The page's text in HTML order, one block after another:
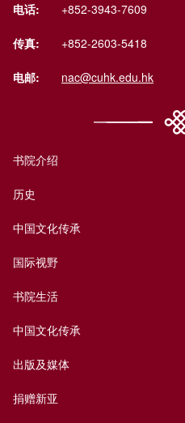
电话: +852-3943-7609
传真: +852-2603-5418
电邮: nac@cuhk.edu.hk
书院介绍
历史
中国文化传承
国际视野
书院生活
中国文化传承
出版及媒体
捐赠新亚